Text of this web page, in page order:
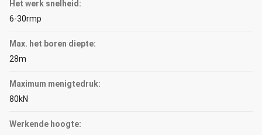
Het werk snelheid:
6-30rmp
Max. het boren diepte:
28m
Maximum menigtedruk:
80kN
Werkende hoogte: